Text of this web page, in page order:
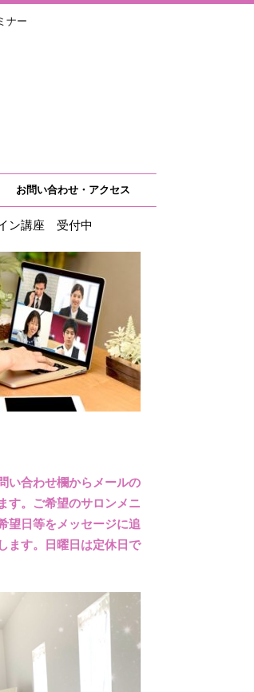
ー
お問い合わせ・アクセス
ン講座 受付中
い合わせ欄からメールの
す。ご希望のサロンメニ
望日等をメッセージに追
ます。日曜日は定休日で